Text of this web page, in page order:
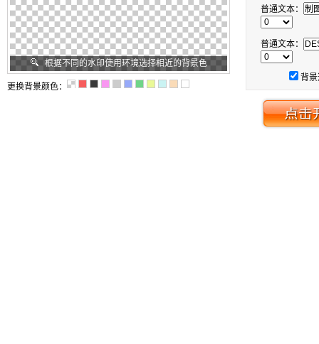
根据不同的水印使用环境选择相近的背景色
更换背景颜色：
普通文本：
普通文本：
背